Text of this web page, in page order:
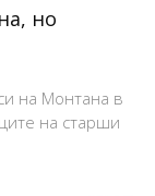
но
на Монтана в
на старши